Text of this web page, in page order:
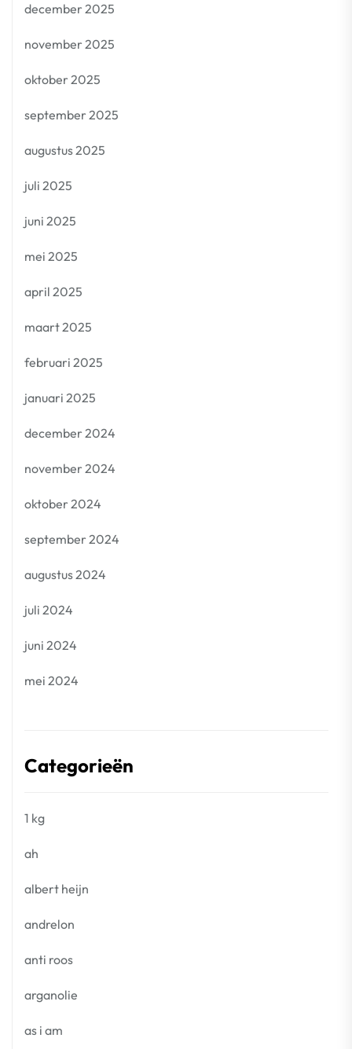
december 2025
november 2025
oktober 2025
september 2025
augustus 2025
juli 2025
juni 2025
mei 2025
april 2025
maart 2025
februari 2025
januari 2025
december 2024
november 2024
oktober 2024
september 2024
augustus 2024
juli 2024
juni 2024
mei 2024
Categorieën
1 kg
ah
albert heijn
andrelon
anti roos
arganolie
as i am